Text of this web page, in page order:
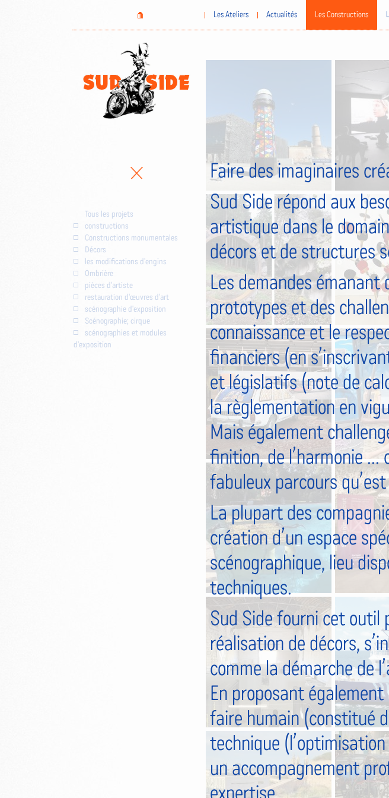
Home
Les Ateliers Actualités Les Constructions
Faire des imaginaires
Sud Side répond aux
artistique dans le
décors et de structures
Les demandes émanant
prototypes et des
connaissance et le
financiers (en
et législatifs (note de
la règlementation en
Mais également
finition, de l’harmonie
fabuleux parcours
La plupart des
création d’un espace
scénographique, lieu
techniques.
Sud Side fourni cet
réalisation de décors,
comme la démarche de
En proposant
faire humain (constitué
technique
un accompagnement
Tous les projets
constructions
Constructions monumentales
Décors
les modifications d'engins
Ombrière
pièces d'artiste
restauration d'œuvres d'art
scénographie d'exposition
Scénographie; cirque
scénographies et modules
d'exposition